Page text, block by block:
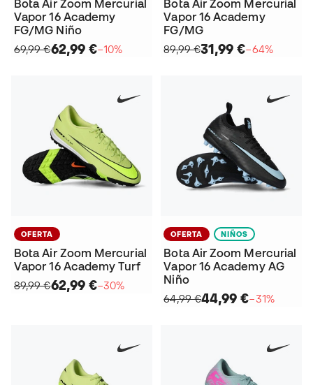
Bota Air Zoom Mercurial
Vapor 16 Academy
FG/MG Niño
69,99 €62,99 €−10%
Bota Air Zoom Mercurial
Vapor 16 Academy
FG/MG
89,99 €31,99 €−64%
OFERTA
Bota Air Zoom Mercurial
Vapor 16 Academy Turf
89,99 €62,99 €−30%
OFERTA NIÑOS
Bota Air Zoom Mercurial
Vapor 16 Academy AG
Niño
64,99 €44,99 €−31%